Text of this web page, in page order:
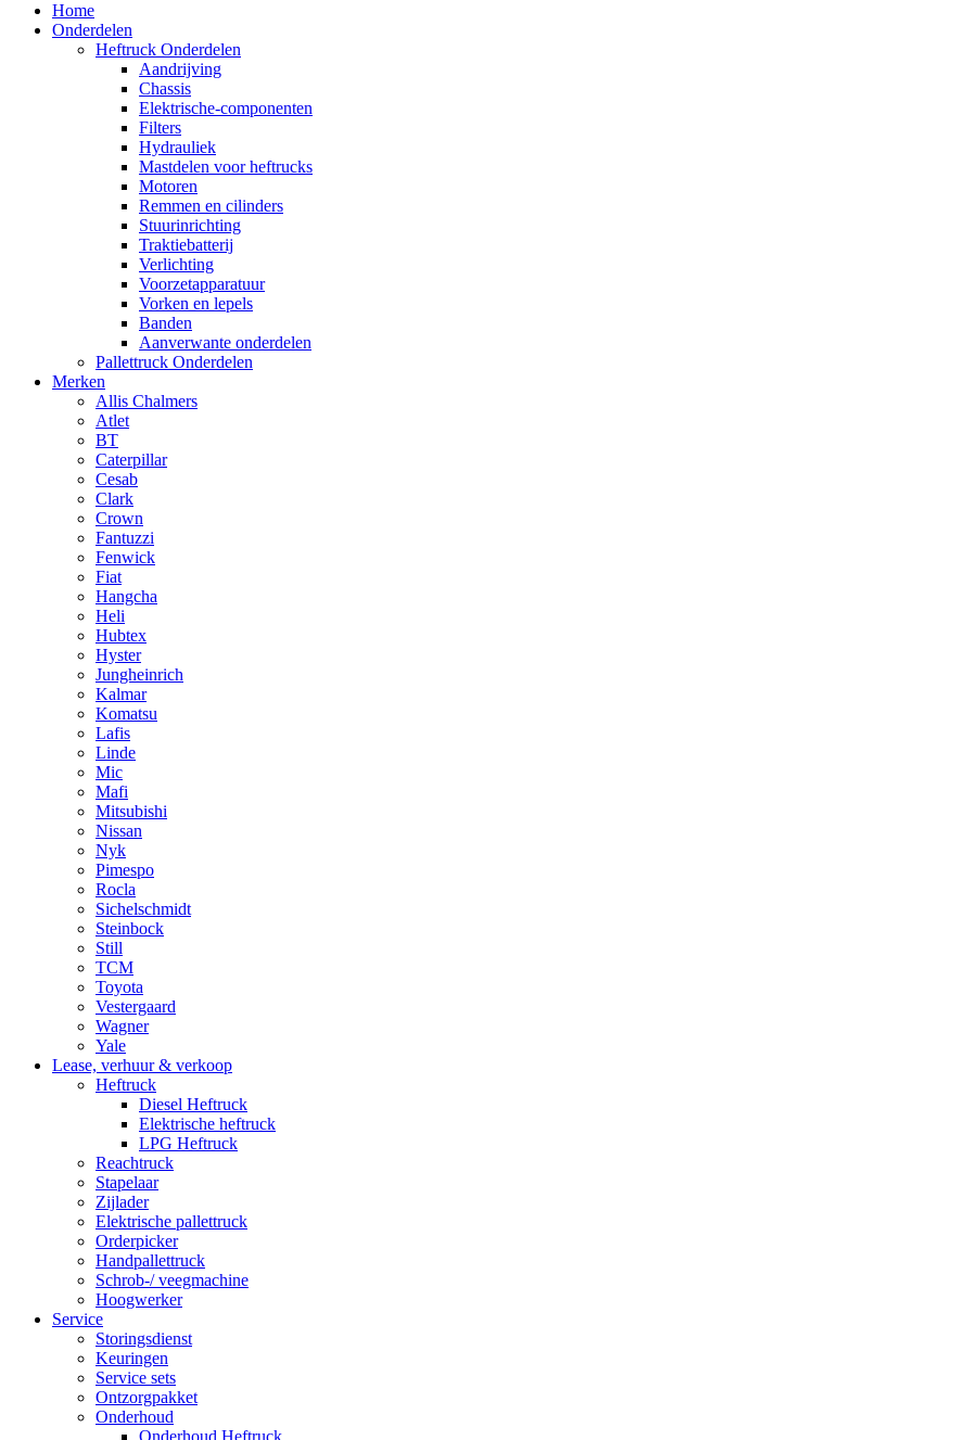
Home
Onderdelen
Heftruck Onderdelen
Aandrijving
Chassis
Elektrische-componenten
Filters
Hydrauliek
Mastdelen voor heftrucks
Motoren
Remmen en cilinders
Stuurinrichting
Traktiebatterij
Verlichting
Voorzetapparatuur
Vorken en lepels
Banden
Aanverwante onderdelen
Pallettruck Onderdelen
Merken
Allis Chalmers
Atlet
BT
Caterpillar
Cesab
Clark
Crown
Fantuzzi
Fenwick
Fiat
Hangcha
Heli
Hubtex
Hyster
Jungheinrich
Kalmar
Komatsu
Lafis
Linde
Mic
Mafi
Mitsubishi
Nissan
Nyk
Pimespo
Rocla
Sichelschmidt
Steinbock
Still
TCM
Toyota
Vestergaard
Wagner
Yale
Lease, verhuur & verkoop
Heftruck
Diesel Heftruck
Elektrische heftruck
LPG Heftruck
Reachtruck
Stapelaar
Zijlader
Elektrische pallettruck
Orderpicker
Handpallettruck
Schrob-/ veegmachine
Hoogwerker
Service
Storingsdienst
Keuringen
Service sets
Ontzorgpakket
Onderhoud
Onderhoud Heftruck